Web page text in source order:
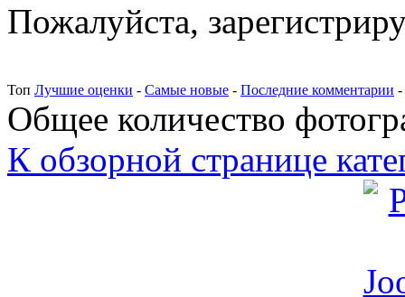
Пожалуйста,
Топ Лучшие оценки - Самые новые - Последние комментарии -
Общее количество
К обзорной странице